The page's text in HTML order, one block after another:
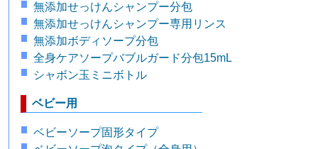
無添加せっけんシャンプー分包
無添加せっけんシャンプー専用リンス
無添加ボディソープ分包
全身ケアソープバブルガード分包15mL
シャボン玉ミニボトル
ベビー用
ベビーソープ固形タイプ